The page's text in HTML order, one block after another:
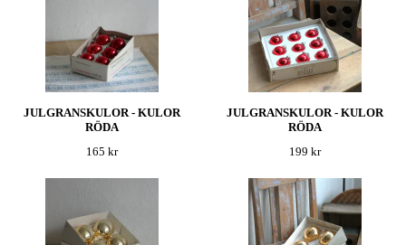
JULGRANSKULOR - KULOR
RÖDA
165 kr
JULGRANSKULOR - KULOR
RÖDA
199 kr